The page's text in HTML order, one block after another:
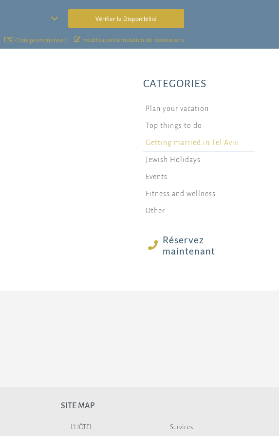
Code promotionnel: modification/annulation de réservations
CATEGORIES
Plan your vacation
Top things to do
Getting married in Tel Aviv
Jewish Holidays
Events
Fitness and wellness
Other
Réservez
maintenant
SITE MAP
L’HÔTEL Services